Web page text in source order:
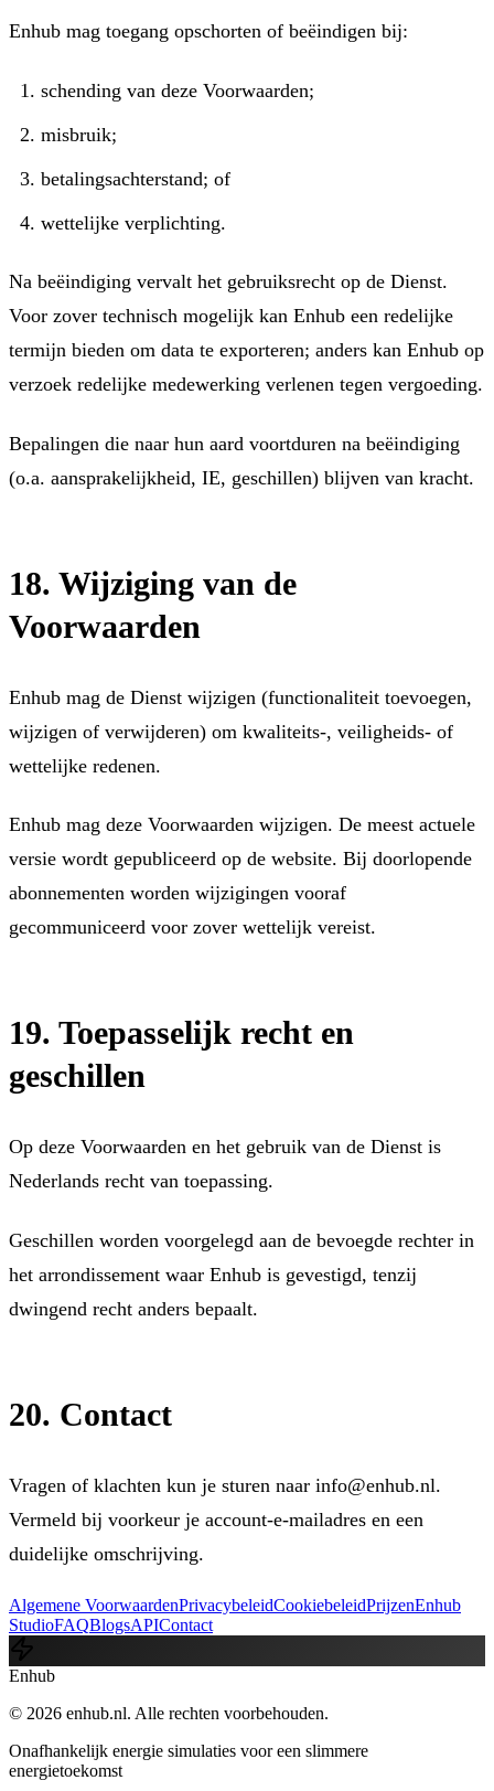
Enhub mag toegang opschorten of beëindigen bij:
schending van deze Voorwaarden;
misbruik;
betalingsachterstand; of
wettelijke verplichting.
Na beëindiging vervalt het gebruiksrecht op de Dienst.
Voor zover technisch mogelijk kan Enhub een redelijke
termijn bieden om data te exporteren; anders kan Enhub op
verzoek redelijke medewerking verlenen tegen vergoeding.
Bepalingen die naar hun aard voortduren na beëindiging
(o.a. aansprakelijkheid, IE, geschillen) blijven van kracht.
18. Wijziging van de
Voorwaarden
Enhub mag de Dienst wijzigen (functionaliteit toevoegen,
wijzigen of verwijderen) om kwaliteits-, veiligheids- of
wettelijke redenen.
Enhub mag deze Voorwaarden wijzigen. De meest actuele
versie wordt gepubliceerd op de website. Bij doorlopende
abonnementen worden wijzigingen vooraf
gecommuniceerd voor zover wettelijk vereist.
19. Toepasselijk recht en
geschillen
Op deze Voorwaarden en het gebruik van de Dienst is
Nederlands recht van toepassing.
Geschillen worden voorgelegd aan de bevoegde rechter in
het arrondissement waar Enhub is gevestigd, tenzij
dwingend recht anders bepaalt.
20. Contact
Vragen of klachten kun je sturen naar info@enhub.nl.
Vermeld bij voorkeur je account-e-mailadres en een
duidelijke omschrijving.
Algemene VoorwaardenPrivacybeleidCookiebeleidPrijzenEnhub
StudioFAQBlogsAPIContact
Enhub
© 2026 enhub.nl. Alle rechten voorbehouden.
Onafhankelijk energie simulaties voor een slimmere
energietoekomst